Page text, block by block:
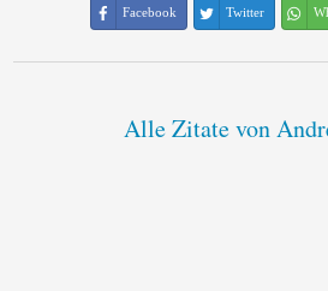
Facebook Twitter
Alle Zitate von